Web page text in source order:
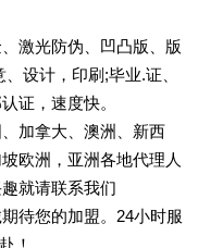
激光防伪、凹凸版、版
设计，印刷;毕业.证、
证，速度快。
加拿大、澳洲、新西
欧洲，亚洲各地代理人
就请联系我们
待您的加盟。24小时服
！